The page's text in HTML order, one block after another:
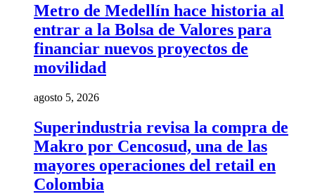
Metro de Medellín hace historia al
entrar a la Bolsa de Valores para
financiar nuevos proyectos de
movilidad
agosto 5, 2026
Superindustria revisa la compra de
Makro por Cencosud, una de las
mayores operaciones del retail en
Colombia